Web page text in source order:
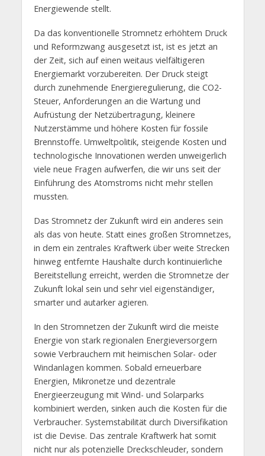
Energiewende stellt.
Da das konventionelle Stromnetz erhöhtem Druck
und Reformzwang ausgesetzt ist, ist es jetzt an
der Zeit, sich auf einen weitaus vielfältigeren
Energiemarkt vorzubereiten. Der Druck steigt
durch zunehmende Energieregulierung, die CO2-
Steuer, Anforderungen an die Wartung und
Aufrüstung der Netzübertragung, kleinere
Nutzerstämme und höhere Kosten für fossile
Brennstoffe. Umweltpolitik, steigende Kosten und
technologische Innovationen werden unweigerlich
viele neue Fragen aufwerfen, die wir uns seit der
Einführung des Atomstroms nicht mehr stellen
mussten.
Das Stromnetz der Zukunft wird ein anderes sein
als das von heute. Statt eines großen Stromnetzes,
in dem ein zentrales Kraftwerk über weite Strecken
hinweg entfernte Haushalte durch kontinuierliche
Bereitstellung erreicht, werden die Stromnetze der
Zukunft lokal sein und sehr viel eigenständiger,
smarter und autarker agieren.
In den Stromnetzen der Zukunft wird die meiste
Energie von stark regionalen Energieversorgern
sowie Verbrauchern mit heimischen Solar- oder
Windanlagen kommen. Sobald erneuerbare
Energien, Mikronetze und dezentrale
Energieerzeugung mit Wind- und Solarparks
kombiniert werden, sinken auch die Kosten für die
Verbraucher. Systemstabilität durch Diversifikation
ist die Devise. Das zentrale Kraftwerk hat somit
nicht nur als potenzielle Dreckschleuder, sondern